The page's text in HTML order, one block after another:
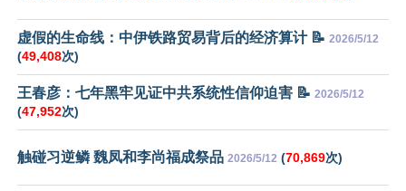
虚假的生命线：中伊铁路贸易背后的经济算计 📝 2026/5/12
(49,408次)
王春彦：七年黑牢见证中共系统性信仰迫害 📝 2026/5/12
(47,952次)
触碰习逆鳞 魏凤和李尚福成祭品 2026/5/12 (70,869次)